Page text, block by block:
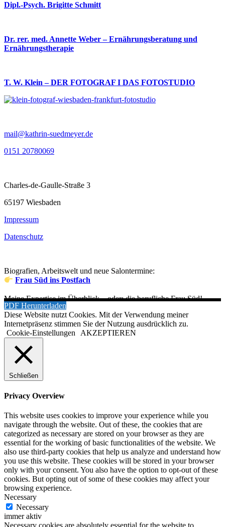
Dipl.-Psych. Brigitte Schmitt
Dr. rer. med. Annette Weber – Ernährungsberatung und
Ernährungstherapie
T. W. Klein – DER FOTOGRAF I DAS FOTOSTUDIO
mail@kathrin-suedmeyer.de
0151 20780069
Charles-de-Gaulle-Straße 3
65197 Wiesbaden
Impressum
Datenschutz
Biografien, Arbeitswelt und neue Salontermine:
Frau Süd ins Postfach
Meine Expertise im Überblick – oder: die berufliche Frau Süd!
PDF Herunterladen
Diese Website nutzt Cookies. Mit der Verwendung meiner
Internetpräsenz stimmen Sie der Nutzung ausdrücklich zu.
Cookie-Einstellungen
AKZEPTIEREN
Schließen
Privacy Overview
This website uses cookies to improve your experience while you
navigate through the website. Out of these, the cookies that are
categorized as necessary are stored on your browser as they are
essential for the working of basic functionalities of the website. We
also use third-party cookies that help us analyze and understand how
you use this website. These cookies will be stored in your browser
only with your consent. You also have the option to opt-out of these
cookies. But opting out of some of these cookies may affect your
browsing experience.
Necessary
Necessary
immer aktiv
Necessary cookies are absolutely essential for the website to